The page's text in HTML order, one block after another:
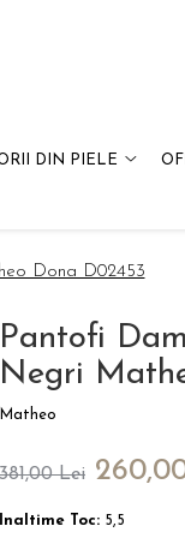
DIN PIELE
Dona D02453
Pantofi
Negri
Matheo
381,00 Lei
Inaltime Toc: 5,5